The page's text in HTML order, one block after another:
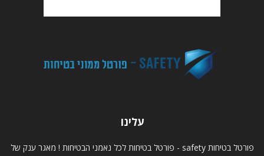
עלינו
פורטל בטיחות safety - פורטל בטיחות לכל נאמני הבטיחות ! מאגר ענק של